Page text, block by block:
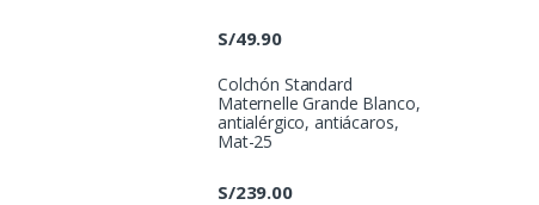
S/49.90
Colchón Standard
Maternelle Grande Blanco,
antialérgico, antiácaros,
Mat-25
S/239.00